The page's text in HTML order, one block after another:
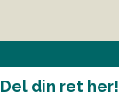
Del din ret her!